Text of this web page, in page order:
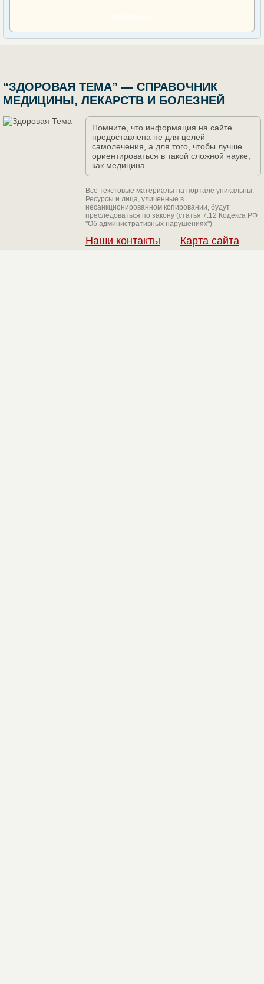
“ЗДОРОВАЯ ТЕМА” — СПРАВОЧНИК
МЕДИЦИНЫ, ЛЕКАРСТВ И БОЛЕЗНЕЙ
Помните, что информация на сайте
предоставлена не для целей
самолечения, а для того, чтобы лучше
ориентироваться в такой сложной науке,
как медицина.
Все текстовые материалы на портале уникальны.
Ресурсы и лица, уличенные в
несанкционированном копировании, будут
преследоваться по закону (статья 7.12 Кодекса РФ
"Об административных нарушениях")
Наши контакты Карта сайта